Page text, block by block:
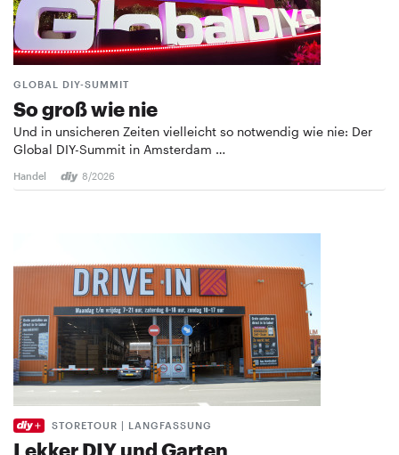
GLOBAL DIY-SUMMIT
So groß wie nie
Und in unsicheren Zeiten vielleicht so notwendig wie nie: Der
Global DIY-Summit in Amsterdam …
Handel 8/2026
STORETOUR | LANGFASSUNG
Lekker DIY und Garten